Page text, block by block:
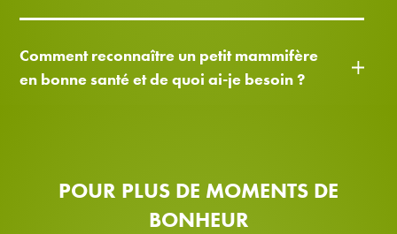
Comment reconnaître un petit mammifère
en bonne santé et de quoi ai-je besoin ?
POUR PLUS DE MOMENTS DE
BONHEUR